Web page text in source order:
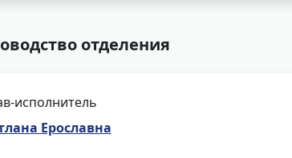
отделения
исполнитель
Ерославна